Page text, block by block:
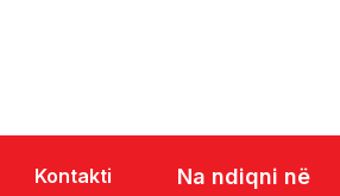
Kontakti
Na ndiqni në